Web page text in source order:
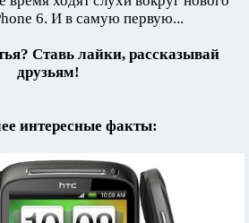
6. И в самую первую...
Ставь лайки, рассказывай
друзьям!
интересные факты: